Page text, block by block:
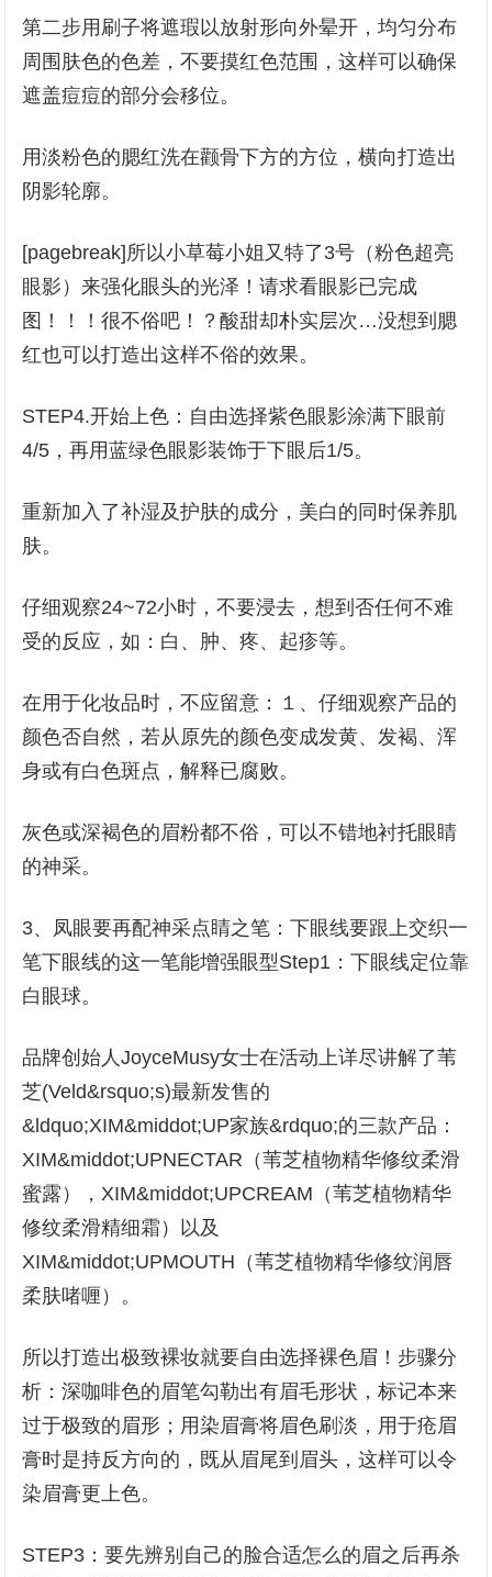
第二步用刷子将遮瑕以放射形向外晕开，均匀分布
周围肤色的色差，不要摸红色范围，这样可以确保
遮盖痘痘的部分会移位。
用淡粉色的腮红洗在颧骨下方的方位，横向打造出
阴影轮廓。
[pagebreak]所以小草莓小姐又特了3号（粉色超亮
眼影）来强化眼头的光泽！请求看眼影已完成
图！！！很不俗吧！？酸甜却朴实层次…没想到腮
红也可以打造出这样不俗的效果。
STEP4.开始上色：自由选择紫色眼影涂满下眼前
4/5，再用蓝绿色眼影装饰于下眼后1/5。
重新加入了补湿及护肤的成分，美白的同时保养肌
肤。
仔细观察24~72小时，不要浸去，想到否任何不难
受的反应，如：白、肿、疼、起疹等。
在用于化妆品时，不应留意：１、仔细观察产品的
颜色否自然，若从原先的颜色变成发黄、发褐、浑
身或有白色斑点，解释已腐败。
灰色或深褐色的眉粉都不俗，可以不错地衬托眼睛
的神采。
3、凤眼要再配神采点睛之笔：下眼线要跟上交织一
笔下眼线的这一笔能增强眼型Step1：下眼线定位靠
白眼球。
品牌创始人JoyceMusy女士在活动上详尽讲解了苇
芝(Veld&rsquo;s)最新发售的
&ldquo;XIM&middot;UP家族&rdquo;的三款产品：
XIM&middot;UPNECTAR（苇芝植物精华修纹柔滑
蜜露），XIM&middot;UPCREAM（苇芝植物精华
修纹柔滑精细霜）以及
XIM&middot;UPMOUTH（苇芝植物精华修纹润唇
柔肤啫喱）。
所以打造出极致裸妆就要自由选择裸色眉！步骤分
析：深咖啡色的眉笔勾勒出有眉毛形状，标记本来
过于极致的眉形；用染眉膏将眉色刷淡，用于疮眉
膏时是持反方向的，既从眉尾到眉头，这样可以令
染眉膏更上色。
STEP3：要先辨别自己的脸合适怎么的眉之后再杀